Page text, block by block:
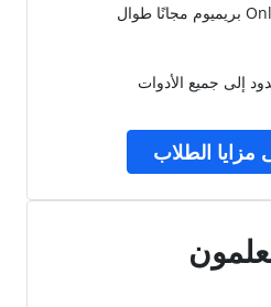
Online-Convert بريميوم مجانًا طوال
إلى جميع الأدوات
الطلاب